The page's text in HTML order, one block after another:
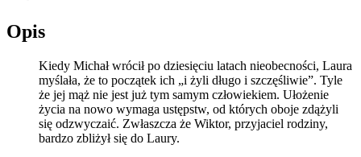
Opis
Kiedy Michał wrócił po dziesięciu latach nieobecności, Laura
myślała, że to początek ich „i żyli długo i szczęśliwie”. Tyle
że jej mąż nie jest już tym samym człowiekiem. Ułożenie
życia na nowo wymaga ustępstw, od których oboje zdążyli
się odzwyczaić. Zwłaszcza że Wiktor, przyjaciel rodziny,
bardzo zbliżył się do Laury.